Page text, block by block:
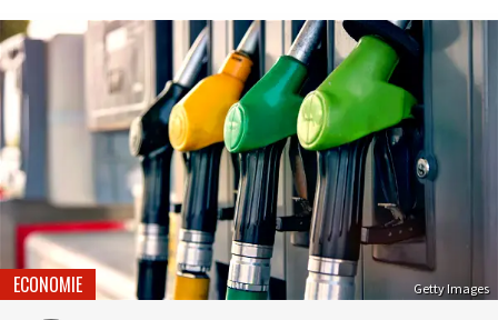
Getty Images
ECONOMIE